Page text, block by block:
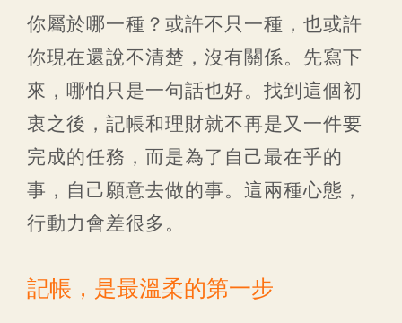
你屬於哪一種？或許不只一種，也或許
你現在還說不清楚，沒有關係。先寫下
來，哪怕只是一句話也好。找到這個初
衷之後，記帳和理財就不再是又一件要
完成的任務，而是為了自己最在乎的
事，自己願意去做的事。這兩種心態，
行動力會差很多。
記帳，是最溫柔的第一步